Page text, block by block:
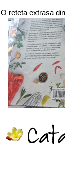
O reteta extrasa